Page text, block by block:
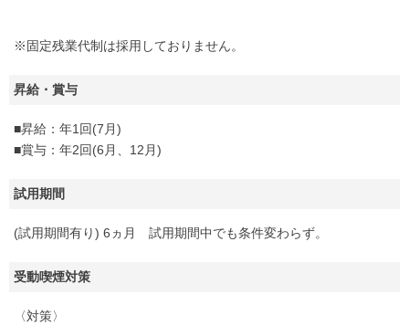
※固定残業代制は採用しておりません。
昇給・賞与
■昇給：年1回(7月)
■賞与：年2回(6月、12月)
試用期間
(試用期間有り) 6ヵ月 試用期間中でも条件変わらず。
受動喫煙対策
〈対策〉